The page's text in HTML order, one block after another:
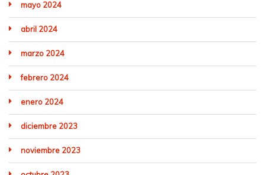
mayo 2024
abril 2024
marzo 2024
febrero 2024
enero 2024
diciembre 2023
noviembre 2023